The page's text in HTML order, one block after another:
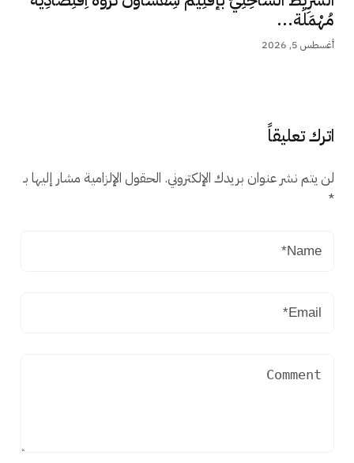
مُهْمَلَة...
أغسطس 5, 2026
اترك تعليقاً
لن يتم نشر عنوان بريدك الإلكتروني. الحقول الإلزامية مشار إليها بـ
*